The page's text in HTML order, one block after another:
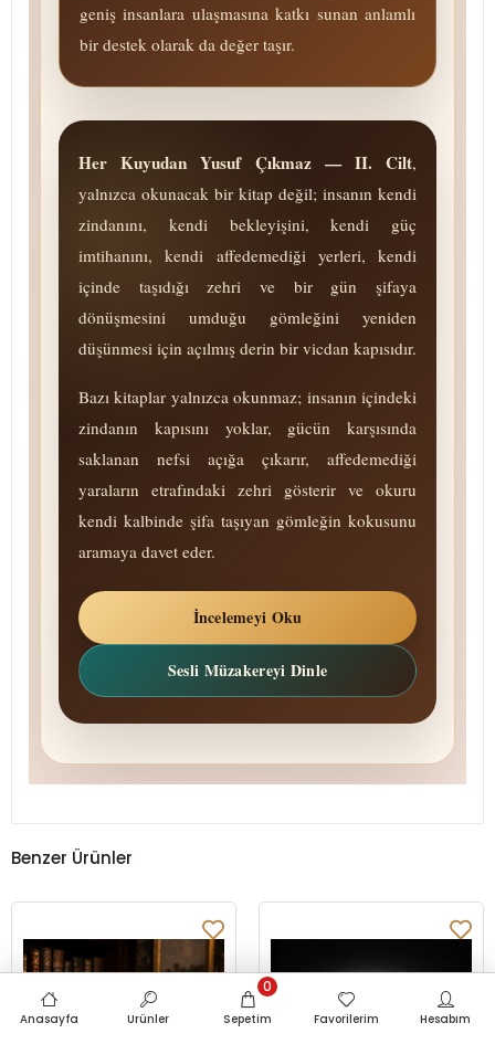
geniş insanlara ulaşmasına katkı sunan anlamlı
bir destek olarak da değer taşır.
Her Kuyudan Yusuf Çıkmaz — II. Cilt,
yalnızca okunacak bir kitap değil; insanın kendi
zindanını, kendi bekleyişini, kendi güç
imtihanını, kendi affedemediği yerleri, kendi
içinde taşıdığı zehri ve bir gün şifaya
dönüşmesini umduğu gömleğini yeniden
düşünmesi için açılmış derin bir vicdan kapısıdır.
Bazı kitaplar yalnızca okunmaz; insanın içindeki
zindanın kapısını yoklar, gücün karşısında
saklanan nefsi açığa çıkarır, affedemediği
yaraların etrafındaki zehri gösterir ve okuru
kendi kalbinde şifa taşıyan gömleğin kokusunu
aramaya davet eder.
İncelemeyi Oku
Sesli Müzakereyi Dinle
Benzer Ürünler
Anasayfa Ürünler Sepetim
0
Favorilerim Hesabım